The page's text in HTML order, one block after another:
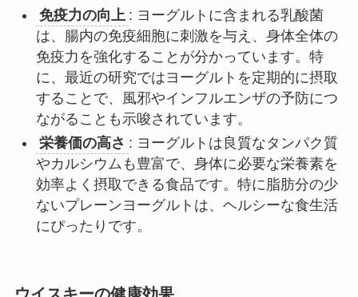
免疫力の向上 : ヨーグルトに含まれる乳酸菌
は、腸内の免疫細胞に刺激を与え、身体全体の
免疫力を強化することが分かっています。特
に、最近の研究ではヨーグルトを定期的に摂取
することで、風邪やインフルエンザの予防につ
ながることも示唆されています。
栄養価の高さ : ヨーグルトは良質なタンパク質
やカルシウムも豊富で、身体に必要な栄養素を
効率よく摂取できる食品です。特に脂肪分の少
ないプレーンヨーグルトは、ヘルシーな食生活
にぴったりです。